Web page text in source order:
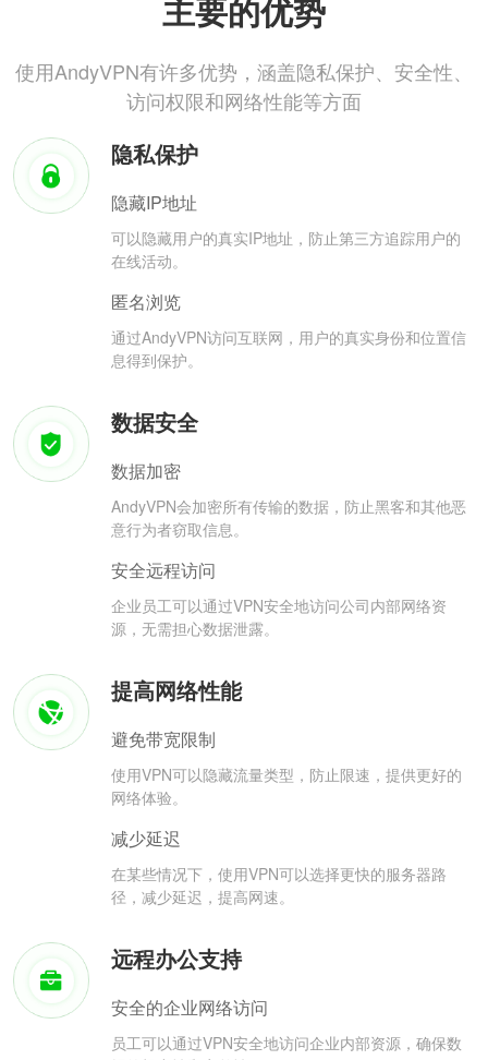
主要的优势
使用AndyVPN有许多优势，涵盖隐私保护、安全性、
访问权限和网络性能等方面
隐私保护
隐藏IP地址
可以隐藏用户的真实IP地址，防止第三方追踪用户的
在线活动。
匿名浏览
通过AndyVPN访问互联网，用户的真实身份和位置信
息得到保护。
数据安全
数据加密
AndyVPN会加密所有传输的数据，防止黑客和其他恶
意行为者窃取信息。
安全远程访问
企业员工可以通过VPN安全地访问公司内部网络资
源，无需担心数据泄露。
提高网络性能
避免带宽限制
使用VPN可以隐藏流量类型，防止限速，提供更好的
网络体验。
减少延迟
在某些情况下，使用VPN可以选择更快的服务器路
径，减少延迟，提高网速。
远程办公支持
安全的企业网络访问
员工可以通过VPN安全地访问企业内部资源，确保数